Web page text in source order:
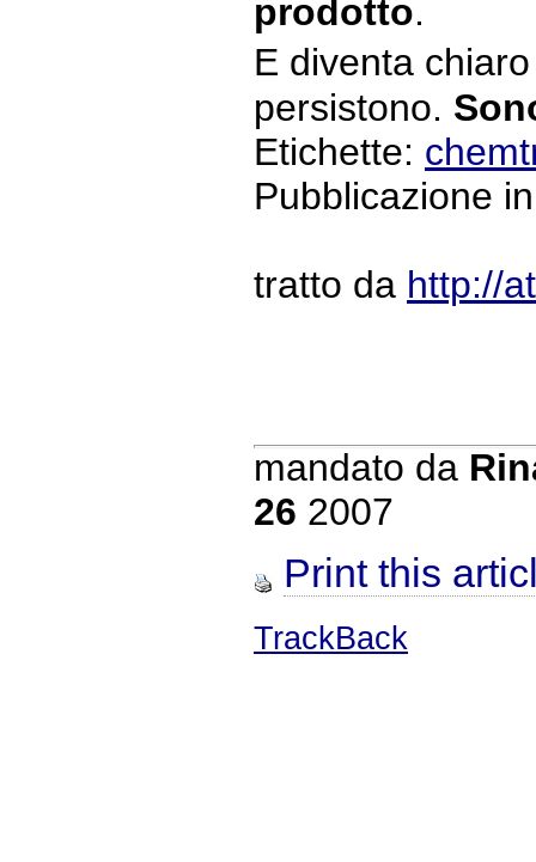
prodotto.
E diventa
persistono.
Etichette:
Pubblicazione
tratto da http://
mandato da
26 2007
Print this
TrackBack